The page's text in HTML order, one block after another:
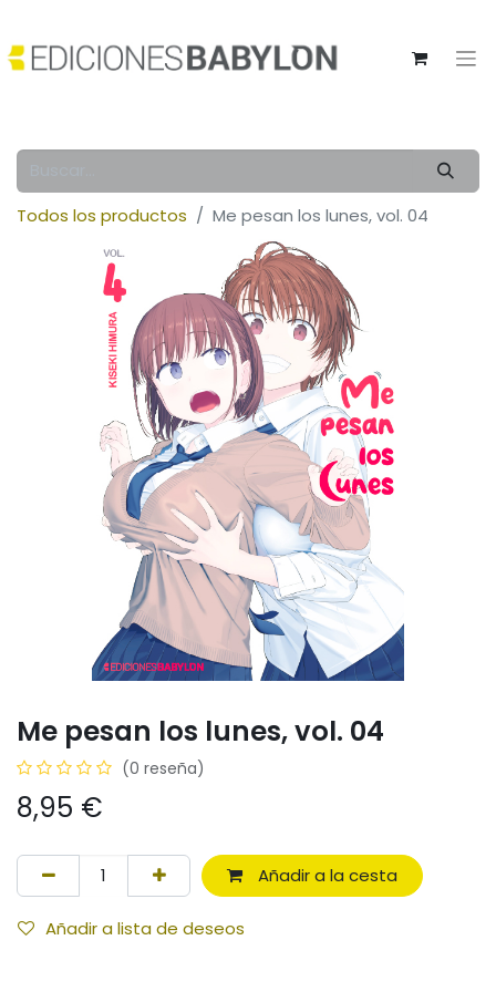
Todos los productos Me pesan los lunes, vol. 04
Me pesan los lunes, vol. 04
(0 reseña)
8,95 €
Añadir a la cesta
Añadir a lista de deseos